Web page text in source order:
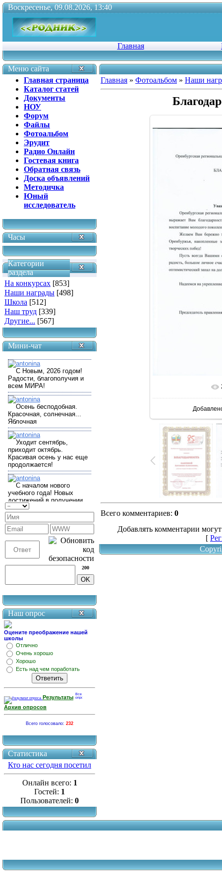
Воскресенье, 09.08.2026, 13:40
Главная
Меню сайта
Главная страница
Каталог статей
Документы
НОУ
Форум
Файлы
Фотоальбом
Эрудит
Радио Онлайн
Гостевая книга
Обратная связь
Доска объявлений
Методичка
Юный
исследователь
Часы
Категории
раздела
На конкурсах [853]
Наши награды [498]
Школа [512]
Наш труд [339]
Другие... [567]
Мини-чат
200
Наш опрос
Оцените преображение нашей
школы
Отлично
Очень хорошо
Хорошо
Есть над чем поработать
Результаты
Архив опросов
Всего голосовало: 232
Статистика
Кто нас сегодня посетил
Онлайн всего: 1
Гостей: 1
Пользователей: 0
Главная » Фотоальбом » Наши
В
Всего комментариев: 0
Добавлять комментарии
[